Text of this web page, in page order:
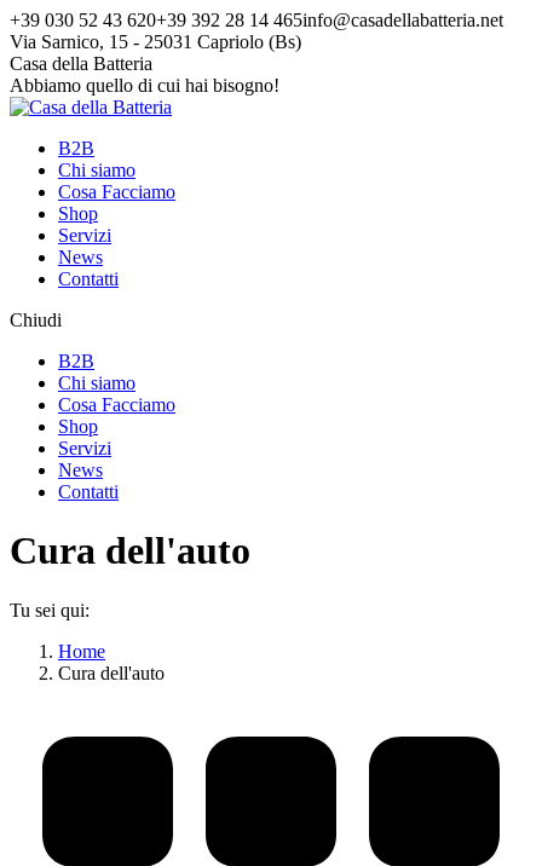
Vai
ai
contenuti
+39 030 52 43 620+39 392 28 14 465info@casadellabatteria.net
Via Sarnico, 15 - 25031 Capriolo (Bs)
Facebook
page
opens
new
window
Instagram
page
opens
new
window
X
page
opens
new
window
Casa della Batteria
Abbiamo quello di cui hai bisogno!
B2B
Chi siamo
Cosa Facciamo
Shop
Servizi
News
Contatti
Chiudi
B2B
Chi siamo
Cosa Facciamo
Shop
Servizi
News
Contatti
Cura dell'auto
Tu sei qui:
Home
Cura dell'auto